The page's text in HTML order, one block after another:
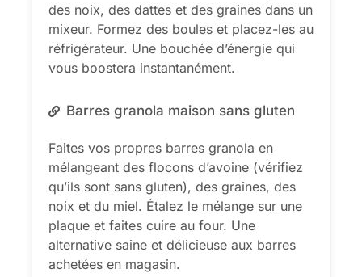
des noix, des dattes et des graines dans un
mixeur. Formez des boules et placez-les au
réfrigérateur. Une bouchée d’énergie qui
vous boostera instantanément.
Barres granola maison sans gluten
Faites vos propres barres granola en
mélangeant des flocons d’avoine (vérifiez
qu’ils sont sans gluten), des graines, des
noix et du miel. Étalez le mélange sur une
plaque et faites cuire au four. Une
alternative saine et délicieuse aux barres
achetées en magasin.